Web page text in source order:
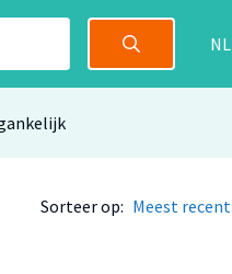
NL
Sorteer op: Meest recent